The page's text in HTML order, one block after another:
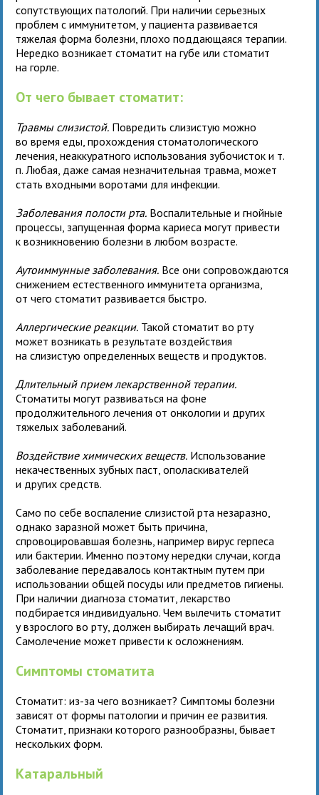
сопутствующих патологий. При наличии серьезных
проблем с иммунитетом, у пациента развивается
тяжелая форма болезни, плохо поддающаяся терапии.
Нередко возникает стоматит на губе или стоматит
на горле.
От чего бывает стоматит:
Травмы слизистой. Повредить слизистую можно
во время еды, прохождения стоматологического
лечения, неаккуратного использования зубочисток и т.
п. Любая, даже самая незначительная травма, может
стать входными воротами для инфекции.
Заболевания полости рта. Воспалительные и гнойные
процессы, запущенная форма кариеса могут привести
к возникновению болезни в любом возрасте.
Аутоиммунные заболевания. Все они сопровождаются
снижением естественного иммунитета организма,
от чего стоматит развивается быстро.
Аллергические реакции. Такой стоматит во рту
может возникать в результате воздействия
на слизистую определенных веществ и продуктов.
Длительный прием лекарственной терапии.
Стоматиты могут развиваться на фоне
продолжительного лечения от онкологии и других
тяжелых заболеваний.
Воздействие химических веществ. Использование
некачественных зубных паст, ополаскивателей
и других средств.
Само по себе воспаление слизистой рта незаразно,
однако заразной может быть причина,
спровоцировавшая болезнь, например вирус герпеса
или бактерии. Именно поэтому нередки случаи, когда
заболевание передавалось контактным путем при
использовании общей посуды или предметов гигиены.
При наличии диагноза стоматит, лекарство
подбирается индивидуально. Чем вылечить стоматит
у взрослого во рту, должен выбирать лечащий врач.
Самолечение может привести к осложнениям.
Симптомы стоматита
Стоматит: из-за чего возникает? Симптомы болезни
зависят от формы патологии и причин ее развития.
Стоматит, признаки которого разнообразны, бывает
нескольких форм.
Катаральный